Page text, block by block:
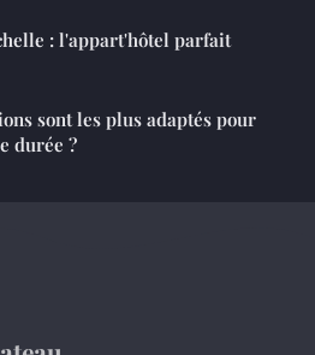
: l'appart'hôtel parfait
sont les plus adaptés pour
durée ?